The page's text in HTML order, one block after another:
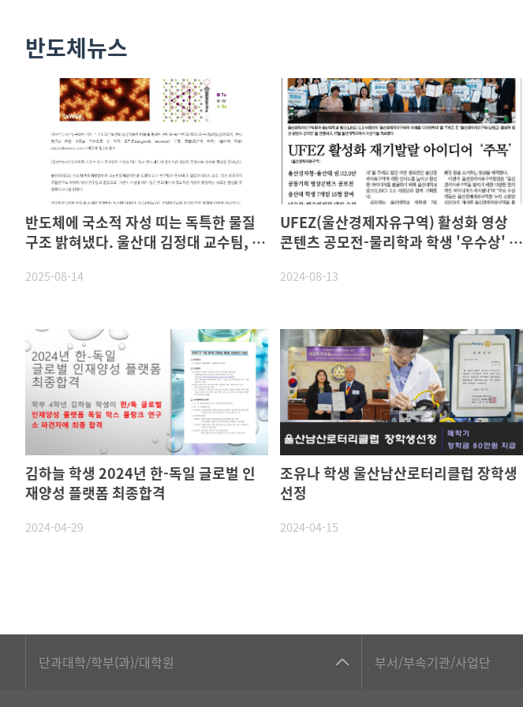
반도체뉴스
반도체에 국소적 자성 띠는 독특한 물질
구조 밝혀냈다. 울산대 김정대 교수팀, 국
2025-08-14
UFEZ(울산경제자유구역) 활성화 영상
콘텐츠 공모전-물리학과 학생 '우수상' 수
2024-08-13
김하늘 학생 2024년 한-독일 글로벌 인
재양성 플랫폼 최종합격
2024-04-29
조유나 학생 울산남산로터리클럽 장학생
선정
2024-04-15
단과대학/학부(과)/대학원 부서/부속기관/사업단